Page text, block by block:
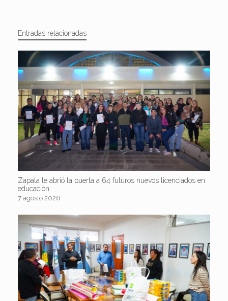
Entradas relacionadas
Zapala le abrió la puerta a 64 futuros nuevos licenciados en
educación
7 agosto 2026